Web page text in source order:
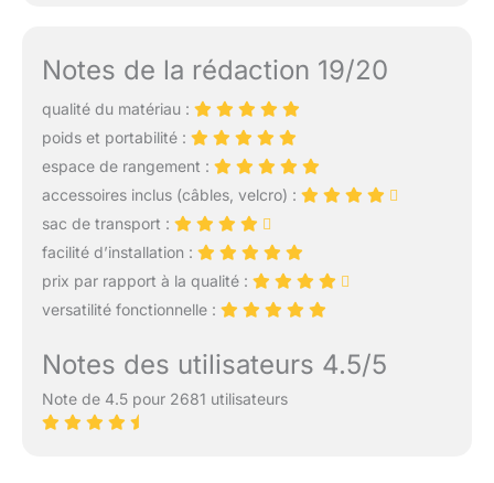
Notes de la rédaction 19/20
qualité du matériau :
poids et portabilité :
espace de rangement :
accessoires inclus (câbles, velcro) :
sac de transport :
facilité d’installation :
prix par rapport à la qualité :
versatilité fonctionnelle :
Notes des utilisateurs 4.5/5
Note de 4.5 pour 2681 utilisateurs